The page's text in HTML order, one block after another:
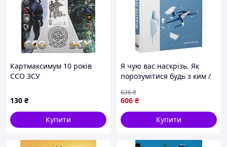
Картмаксимум 10 років
ССО ЗСУ
130 ₴
Купити
Я чую вас наскрізь. Як
порозумітися будь з ким /
606 ₴
636₴
Купити